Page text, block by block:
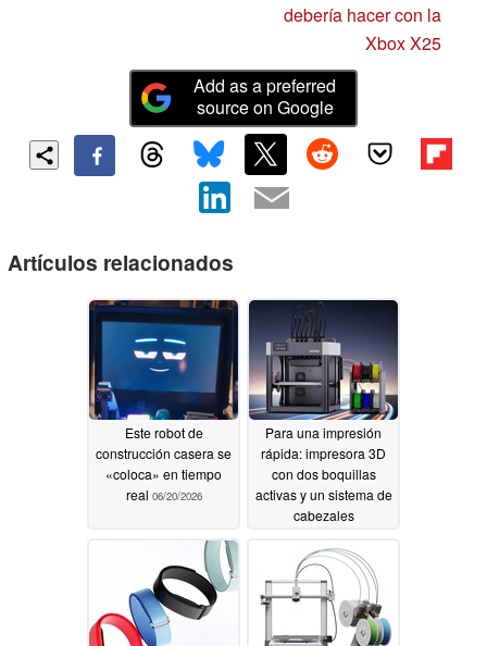
debería hacer con la
Xbox X25
Add as a preferred
source on Google
Artículos relacionados
Este robot de
construcción casera se
«coloca» en tiempo
real 06/20/2026
Para una impresión
rápida: impresora 3D
con dos boquillas
activas y un sistema de
cabezales
06/08/2026